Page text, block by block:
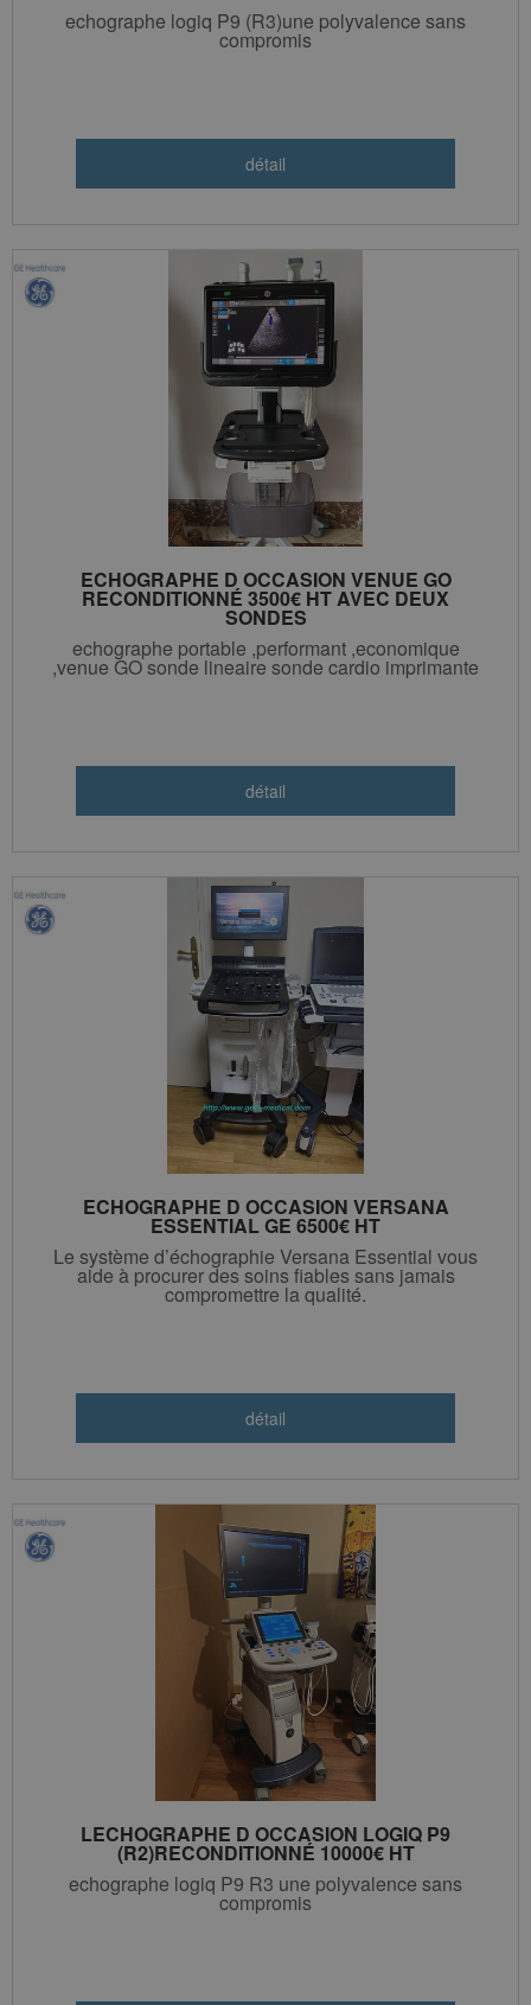
echographe logiq P9 (R3)une polyvalence sans
compromis
ECHOGRAPHE D OCCASION VENUE GO
RECONDITIONNÉ 3500€ HT AVEC DEUX
SONDES
echographe portable ,performant ,economique
,venue GO sonde lineaire sonde cardio imprimante
ECHOGRAPHE D OCCASION VERSANA
ESSENTIAL GE 6500€ HT
Le système d’échographie Versana Essential vous
aide à procurer des soins fiables sans jamais
compromettre la qualité.
LECHOGRAPHE D OCCASION LOGIQ P9
(R2)RECONDITIONNÉ 10000€ HT
echographe logiq P9 R3 une polyvalence sans
compromis